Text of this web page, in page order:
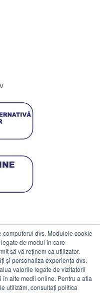
dvs. Modulele cookie
de modul în care
să vă reținem ca utilizator.
și personaliza experiența dvs.
valorile legate de vizitatorii
în alte medii online. Pentru a afla
utilizăm, consultați politica